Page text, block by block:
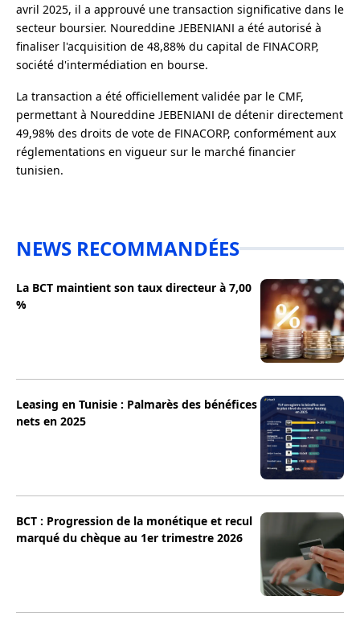
avril 2025, il a approuvé une transaction significative dans le
secteur boursier. Noureddine JEBENIANI a été autorisé à
finaliser l'acquisition de 48,88% du capital de FINACORP,
société d'intermédiation en bourse.
La transaction a été officiellement validée par le CMF,
permettant à Noureddine JEBENIANI de détenir directement
49,98% des droits de vote de FINACORP, conformément aux
réglementations en vigueur sur le marché financier
tunisien.
NEWS RECOMMANDÉES
La BCT maintient son taux directeur à 7,00
%
Leasing en Tunisie : Palmarès des bénéfices
nets en 2025
BCT : Progression de la monétique et recul
marqué du chèque au 1er trimestre 2026